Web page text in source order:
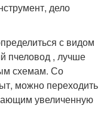
дело
с видом
пчеловод , лучше
схемам. Со
можно переходить
увеличенную